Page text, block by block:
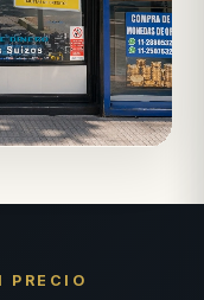
PRECIO